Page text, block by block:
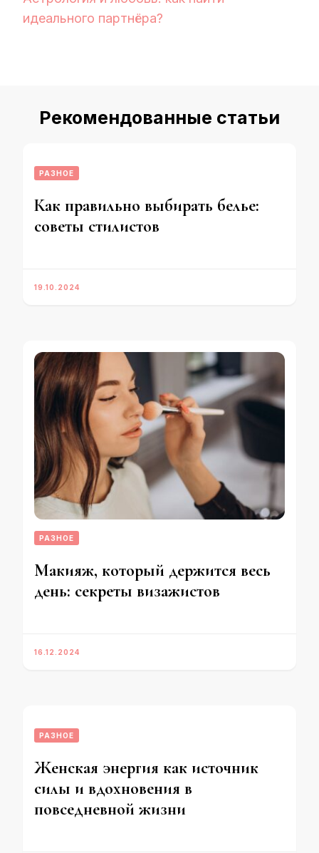
идеального партнёра?
Рекомендованные статьи
РАЗНОЕ
Как правильно выбирать белье:
советы стилистов
19.10.2024
РАЗНОЕ
Макияж, который держится весь
день: секреты визажистов
16.12.2024
РАЗНОЕ
Женская энергия как источник
силы и вдохновения в
повседневной жизни